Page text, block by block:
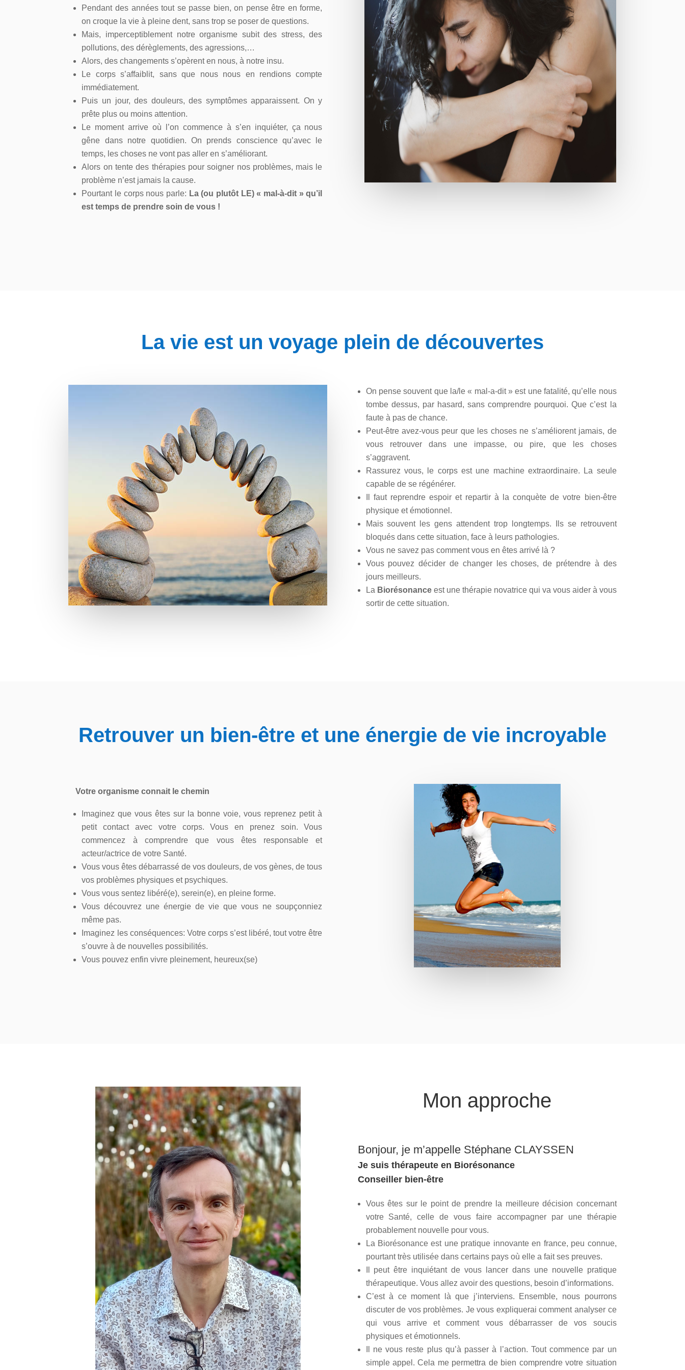
Pendant des années tout se passe bien, on pense être en forme,
on croque la vie à pleine dent, sans trop se poser de questions.
Mais, imperceptiblement notre organisme subit des stress, des
pollutions, des dérèglements, des agressions,…
Alors, des changements s’opèrent en nous, à notre insu.
Le corps s’affaiblit, sans que nous nous en rendions compte
immédiatement.
Puis un jour, des douleurs, des symptômes apparaissent. On y
prête plus ou moins attention.
Le moment arrive où l’on commence à s’en inquiéter, ça nous
gêne dans notre quotidien. On prends conscience qu’avec le
temps, les choses ne vont pas aller en s’améliorant.
Alors on tente des thérapies pour soigner nos problèmes, mais le
problème n’est jamais la cause.
Pourtant le corps nous parle: La (ou plutôt LE) « mal-à-dit » qu’il
est temps de prendre soin de vous !
La vie est un voyage plein de découvertes
On pense souvent que la/le « mal-a-dit » est une fatalité, qu’elle nous
tombe dessus, par hasard, sans comprendre pourquoi. Que c’est la
faute à pas de chance.
Peut-être avez-vous peur que les choses ne s’améliorent jamais, de
vous retrouver dans une impasse, ou pire, que les choses
s’aggravent.
Rassurez vous, le corps est une machine extraordinaire. La seule
capable de se régénérer.
Il faut reprendre espoir et repartir à la conquète de votre bien-être
physique et émotionnel.
Mais souvent les gens attendent trop longtemps. Ils se retrouvent
bloqués dans cette situation, face à leurs pathologies.
Vous ne savez pas comment vous en êtes arrivé là ?
Vous pouvez décider de changer les choses, de prétendre à des
jours meilleurs.
La Biorésonanceest une thérapie novatrice qui va vous aider à vous
sortir de cette situation.
Retrouver un bien-être et une énergie de vie incroyable
Votre organisme connait le chemin
Imaginez que vous êtes sur la bonne voie, vous reprenez petit à
petit contact avec votre corps. Vous en prenez soin. Vous
commencez à comprendre que vous êtes responsable et
acteur/actrice de votre Santé.
Vous vous êtes débarrassé de vos douleurs, de vos gènes, de tous
vos problèmes physiques et psychiques.
Vous vous sentez libéré(e), serein(e), en pleine forme.
Vous découvrez une énergie de vie que vous ne soupçonniez
même pas.
Imaginez les conséquences: Votre corps s’est libéré, tout votre être
s’ouvre à de nouvelles possibilités.
Vous pouvez enfin vivre pleinement, heureux(se)
Mon approche
Bonjour, je m’appelle Stéphane CLAYSSEN
Je suis thérapeute en Biorésonance
Conseiller bien-être
Vous êtes sur le point de prendre la meilleure décision concernant
votre Santé, celle de vous faire accompagner par une thérapie
probablement nouvelle pour vous.
La Biorésonance est une pratique innovante en france, peu connue,
pourtant très utilisée dans certains pays où elle a fait ses preuves.
Il peut être inquiétant de vous lancer dans une nouvelle pratique
thérapeutique. Vous allez avoir des questions, besoin d’informations.
C’est à ce moment là que j’interviens. Ensemble, nous pourrons
discuter de vos problèmes. Je vous expliquerai comment analyser ce
qui vous arrive et comment vous débarrasser de vos soucis
physiques et émotionnels.
Il ne vous reste plus qu’à passer à l’action. Tout commence par un
simple appel. Cela me permettra de bien comprendre votre situation